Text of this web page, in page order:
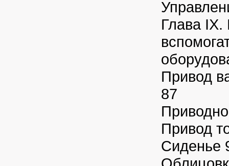
Глава IX.
Привод
87
Привод
Сиденье